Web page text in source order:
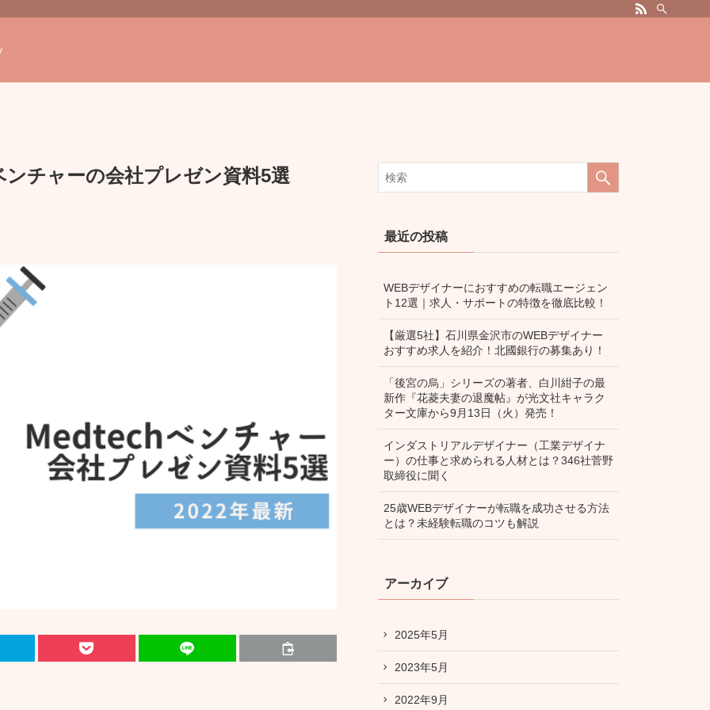
チャーの会社プレゼン資料5選
最近の投稿
WEBデザイナーにおすすめの転職エージェン
ト12選｜求人・サポートの特徴を徹底比較！
【厳選5社】石川県金沢市のWEBデザイナー
おすすめ求人を紹介！北國銀行の募集あり！
「後宮の烏」シリーズの著者、白川紺子の最
新作『花菱夫妻の退魔帖』が光文社キャラク
ター文庫から9月13日（火）発売！
インダストリアルデザイナー（工業デザイナ
ー）の仕事と求められる人材とは？346社菅野
取締役に聞く
25歳WEBデザイナーが転職を成功させる方法
とは？未経験転職のコツも解説
アーカイブ
2025年5月
2023年5月
2022年9月